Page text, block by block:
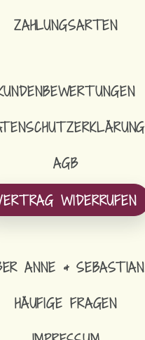
ZAHLUNGSARTEN
AGB
WIDERRUFEN
ANNE & SEBASTIAN
HÄUFIGE FRAGEN